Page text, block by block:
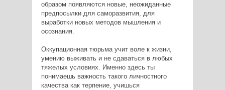
образом появляются новые, неожиданные
предпосылки для саморазвития, для
выработки новых методов мышления и
осознания.
Оккупационная тюрьма учит воле к жизни,
умению выживать и не сдаваться в любых
тяжелых условиях. Именно здесь ты
понимаешь важность такого личностного
качества как терпение, учишься